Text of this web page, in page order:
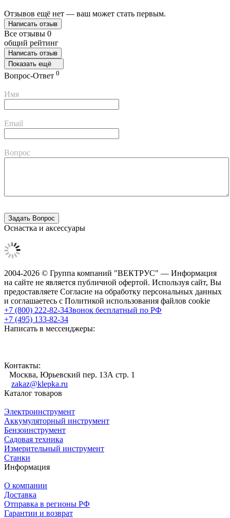
Отзывов ещё нет — ваш может стать первым.
Написать отзыв
Все отзывы 0
общий рейтинг
Написать отзыв
Показать ещё
Вопрос-Ответ 0
Имя
Email
Вопрос
Оснастка и аксессуары
2004-2026 © Группа компаний "ВЕКТРУС" — Информация
на сайте не является публичной офертой. Используя сайт, Вы
предоставляете Согласие на обработку персональных данных
и соглашаетесь с Политикой использования файлов cookie
+7 (800) 222-82-34Звонок бесплатный по РФ
+7 (495) 133-82-34
Написать в мессенджеры:
Контакты:
Москва, Юрьевский пер. 13А стр. 1
zakaz@klepka.ru
Каталог товаров
Электроинструмент
Аккумуляторный инструмент
Бензоинструмент
Садовая техника
Измерительный инструмент
Станки
Информация
О компании
Доставка
Отправка в регионы РФ
Гарантии и возврат